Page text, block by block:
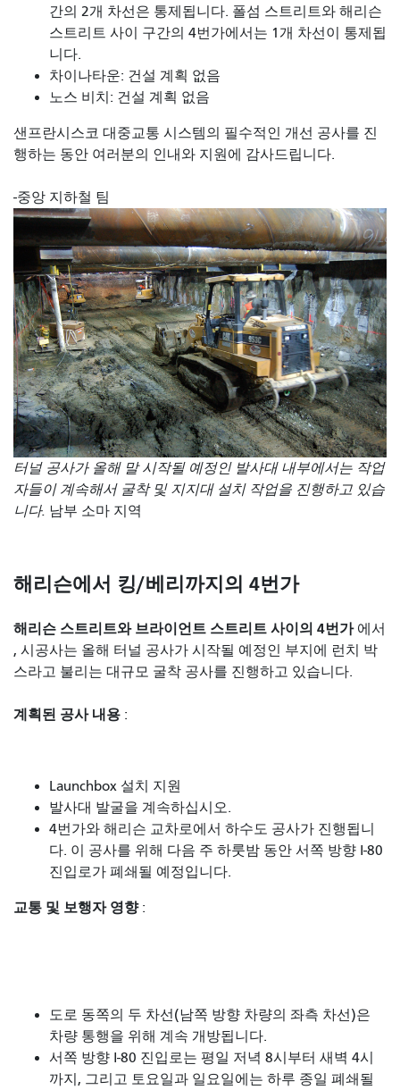
간의 2개 차선은 통제됩니다. 폴섬 스트리트와 해리슨
스트리트 사이 구간의 4번가에서는 1개 차선이 통제됩
니다.
차이나타운: 건설 계획 없음
노스 비치: 건설 계획 없음
샌프란시스코 대중교통 시스템의 필수적인 개선 공사를 진
행하는 동안 여러분의 인내와 지원에 감사드립니다.
-중앙 지하철 팀
터널 공사가 올해 말 시작될 예정인 발사대 내부에서는 작업
자들이 계속해서 굴착 및 지지대 설치 작업을 진행하고 있습
니다. 남부 소마 지역
해리슨에서 킹/베리까지의 4번가
해리슨 스트리트와 브라이언트 스트리트 사이의 4번가에서
, 시공사는 올해 터널 공사가 시작될 예정인 부지에 런치 박
스라고 불리는 대규모 굴착 공사를 진행하고 있습니다.
계획된 공사 내용 :
Launchbox 설치 지원
발사대 발굴을 계속하십시오.
4번가와 해리슨 교차로에서 하수도 공사가 진행됩니
다. 이 공사를 위해 다음 주 하룻밤 동안 서쪽 방향 I-80
진입로가 폐쇄될 예정입니다.
교통 및 보행자 영향:
도로 동쪽의 두 차선(남쪽 방향 차량의 좌측 차선)은
차량 통행을 위해 계속 개방됩니다.
서쪽 방향 I-80 진입로는 평일 저녁 8시부터 새벽 4시
까지, 그리고 토요일과 일요일에는 하루 종일 폐쇄될